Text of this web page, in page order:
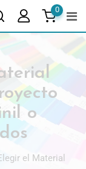
0
o
el Material